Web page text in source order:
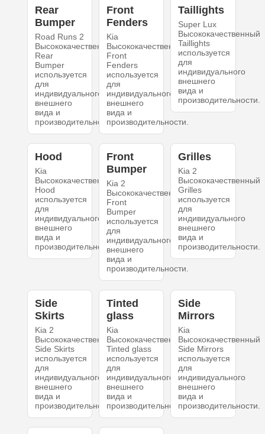
Rear
Bumper
Road Runs 2
Высококачественный
Rear
Bumper
используется
для
индивидуального
внешнего
вида и
производительности.
Front
Fenders
Kia
Высококачественный
Front
Fenders
используется
для
индивидуального
внешнего
вида и
производительности.
Taillights
Super Lux
Высококачественный
Taillights
используется
для
индивидуального
внешнего
вида и
производительности.
Hood
Kia
Высококачественный
Hood
используется
для
индивидуального
внешнего
вида и
производительности.
Front
Bumper
Kia 2
Высококачественный
Front
Bumper
используется
для
индивидуального
внешнего
вида и
производительности.
Grilles
Kia 2
Высококачественный
Grilles
используется
для
индивидуального
внешнего
вида и
производительности.
Side
Skirts
Kia 2
Высококачественный
Side Skirts
используется
для
индивидуального
внешнего
вида и
производительности.
Tinted
glass
Kia
Высококачественный
Tinted glass
используется
для
индивидуального
внешнего
вида и
производительности.
Side
Mirrors
Kia
Высококачественный
Side Mirrors
используется
для
индивидуального
внешнего
вида и
производительности.